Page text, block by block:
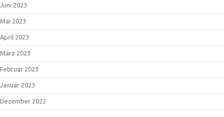
Juni 2023
Mai 2023
April 2023
März 2023
Februar 2023
Januar 2023
Dezember 2022